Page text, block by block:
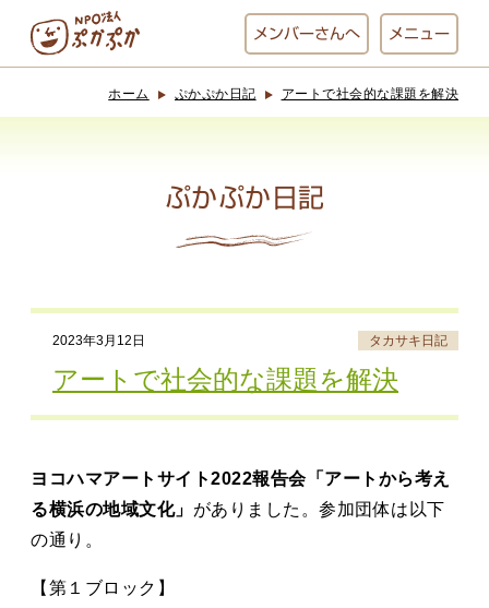
メンバーさんへ メニュー
お休み中
わんど
でんぱた
ぷかぷかさんと
ホーム ぷかぷか日記 アートで社会的な課題を解決
ぷかぷか日記
2023年3月12日 タカサキ日記
アートで社会的な課題を解決
ヨコハマアートサイト2022報告会「アートから考え
る横浜の地域文化」 がありました。参加団体は以下
の通り。
【第１ブロック】